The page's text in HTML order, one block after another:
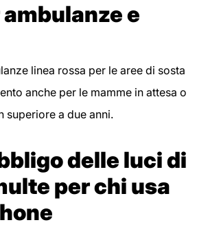
e
linea rossa per le aree di sosta
anche per le mamme in attesa o
superiore a due anni.
delle luci di
per chi usa